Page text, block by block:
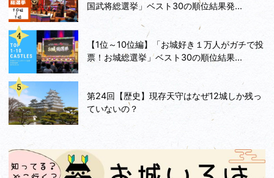
国武将総選挙」ベスト30の順位結果発...
【1位～10位編】「お城好き１万人がガチで投
票！お城総選挙」ベスト30の順位結果...
第24回【歴史】現存天守はなぜ12城しか残っ
ていないの？